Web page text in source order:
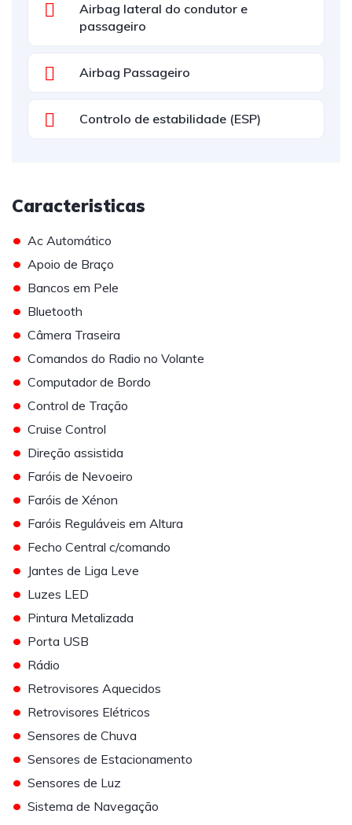
Airbag lateral do condutor e
passageiro
Airbag Passageiro
Controlo de estabilidade (ESP)
Caracteristicas
• Ac Automático
• Apoio de Braço
• Bancos em Pele
• Bluetooth
• Câmera Traseira
• Comandos do Radio no Volante
• Computador de Bordo
• Control de Tração
• Cruise Control
• Direção assistida
• Faróis de Nevoeiro
• Faróis de Xénon
• Faróis Reguláveis em Altura
• Fecho Central c/comando
• Jantes de Liga Leve
• Luzes LED
• Pintura Metalizada
• Porta USB
• Rádio
• Retrovisores Aquecidos
• Retrovisores Elétricos
• Sensores de Chuva
• Sensores de Estacionamento
• Sensores de Luz
• Sistema de Navegação